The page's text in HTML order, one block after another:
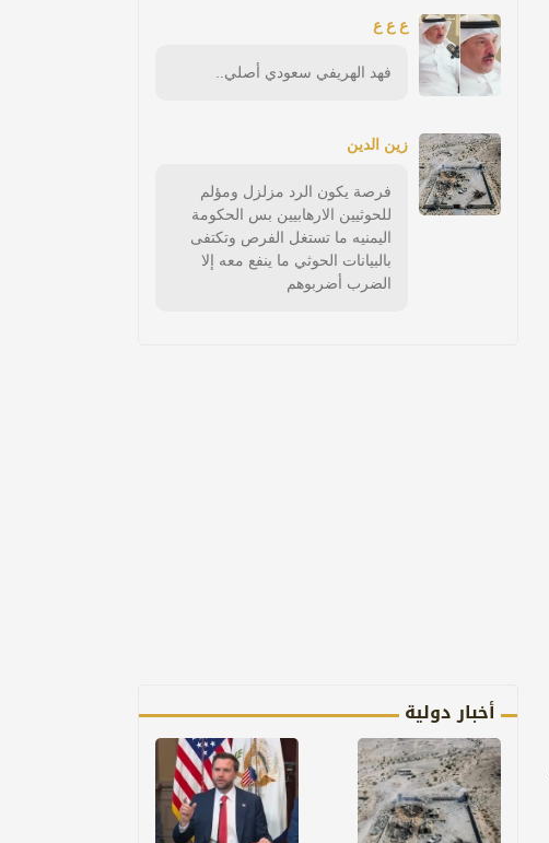
ع ع ع
فهد الهريفي سعودي أصلي..
زين الدين
فرصة يكون الرد مزلزل ومؤلم
للحوثيين الارهابيين بس الحكومة
اليمنيه ما تستغل الفرص وتكتفى
بالبيانات الحوثي ما ينفع معه إلا
الضرب أضربوهم
أخبار دولية